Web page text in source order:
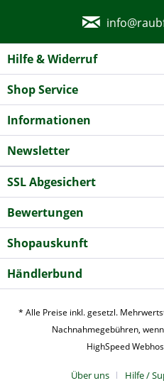
Hilfe & Widerruf
Shop Service
Informationen
Newsletter
SSL Abgesichert
Bewertungen
Shopauskunft
Händlerbund
* Alle Preise inkl. gesetzl.
Nachnahmegebühren,
HighSpeed
Über uns Hilfe /